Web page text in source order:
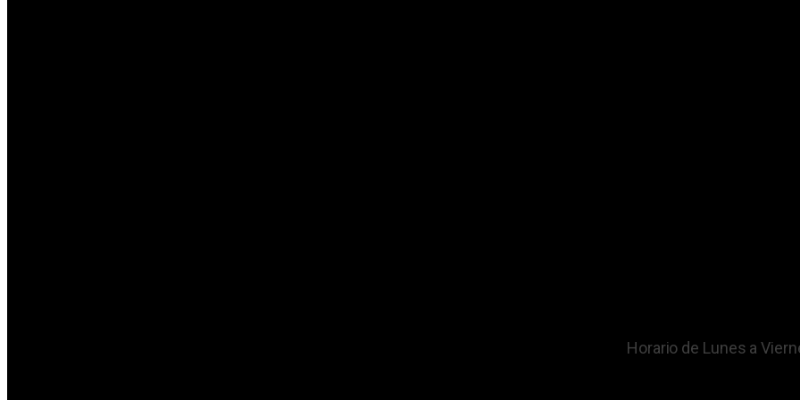
Horario de Lunes a